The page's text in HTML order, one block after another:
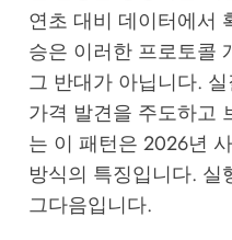
연초 대비 데이터에서
승은 이러한 프로토콜
그 반대가 아닙니다.
가격 발견을 주도하고
는 이 패턴은 2026년
방식의 특징입니다.
그다음입니다.